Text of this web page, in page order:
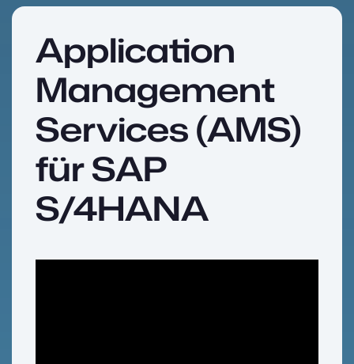
Application
Management
Services (AMS)
für SAP
S/4HANA